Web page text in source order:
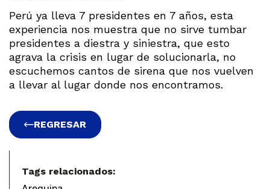
Perú ya lleva 7 presidentes en 7 años, esta
experiencia nos muestra que no sirve tumbar
presidentes a diestra y siniestra, que esto
agrava la crisis en lugar de solucionarla, no
escuchemos cantos de sirena que nos vuelven
a llevar al lugar donde nos encontramos.
REGRESAR
Tags relacionados: